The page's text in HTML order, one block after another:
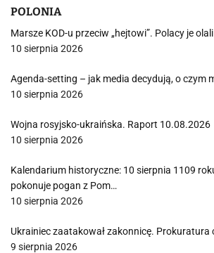
POLONIA
Marsze KOD-u przeciw „hejtowi”. Polacy je olali
10 sierpnia 2026
Agenda-setting – jak media decydują, o czym
10 sierpnia 2026
Wojna rosyjsko-ukraińska. Raport 10.08.2026
10 sierpnia 2026
Kalendarium historyczne: 10 sierpnia 1109
pokonuje pogan z Pom…
10 sierpnia 2026
Ukrainiec zaatakował zakonnicę. Prokuratura
9 sierpnia 2026